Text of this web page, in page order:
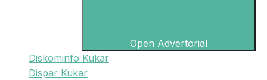
Open Advertorial
Diskominfo Kukar
Dispar Kukar